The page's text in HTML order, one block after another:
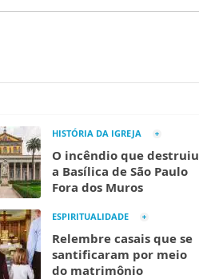
HISTÓRIA DA IGREJA
O incêndio que destruiu
a Basílica de São Paulo
Fora dos Muros
ESPIRITUALIDADE
Relembre casais que se
santificaram por meio
do matrimônio